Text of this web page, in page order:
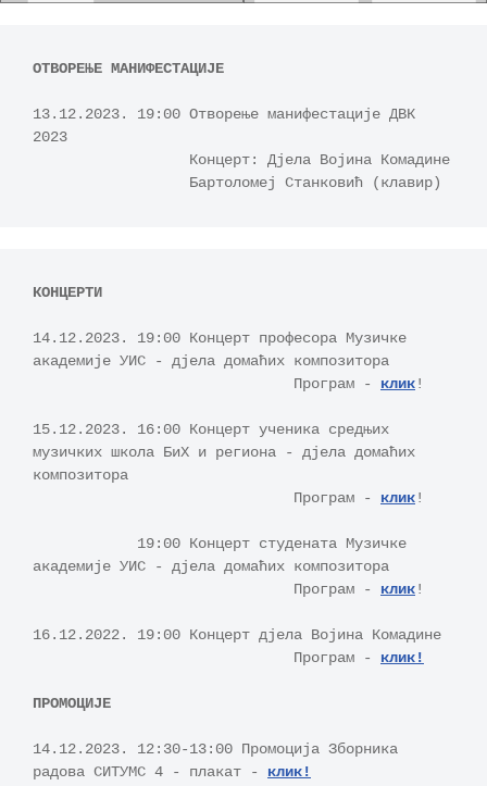
ОТВОРЕЊЕ МАНИФЕСТАЦИЈЕ
13.12.2023. 19:00 Отворење манифестације ДВК
2023
КОНЦЕРТИ
14.12.2023. 19:00 Концерт професора Музичке
академије УИС - дјела домаћих композитора
                              Програм -
клик !
15.12.2023. 16:00 Концерт ученика средњих
музичких школа БиХ и региона - дјела домаћих
композитора
                              Програм -
клик !
академије УИС - дјела домаћих композитора
                              Програм -
клик !
16.12.2022. 19:00 Концерт дјела Војина Комадине
                              Програм -
клик!
ПРОМОЦИЈЕ
14.12.2023. 12:30-13:00 Промоција Зборника
радова СИТУМС 4 - плакат - клик!